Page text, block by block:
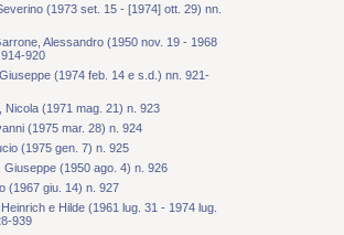
(1973 set. 15 - [1974] ott. 29) nn.
Alessandro (1950 nov. 19 - 1968
920
(1974 feb. 14 e s.d.) nn. 921-
Nicola (1971 mag. 21) n. 923
(1975 mar. 28) n. 924
(1975 gen. 7) n. 925
Giuseppe (1950 ago. 4) n. 926
(1967 giu. 14) n. 927
e Hilde (1961 lug. 31 - 1974 lug.
939